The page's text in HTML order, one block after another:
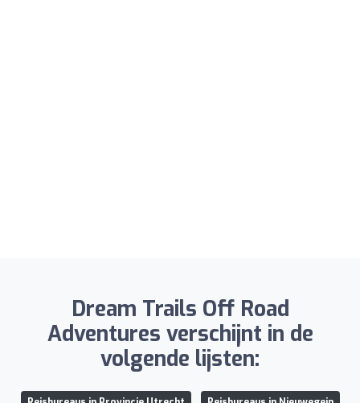
Dream Trails Off Road
Adventures verschijnt in de
volgende lijsten: